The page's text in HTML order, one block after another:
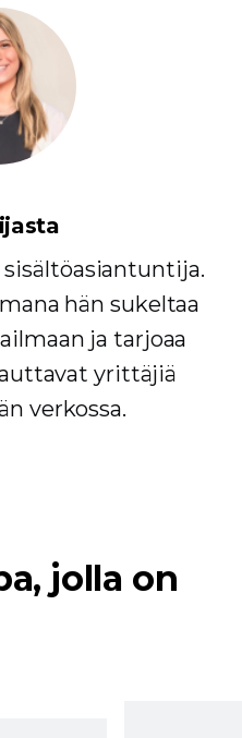
hän sukeltaa
ja tarjoaa
yrittäjiä
verkossa.
jolla on